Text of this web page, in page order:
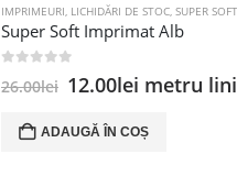
IMPRIMEURI, LICHIDĂRI DE STOC, SUPER SOFT
Super Soft Imprimat Alb
26.00lei Prețul
a
fost:
12.00lei Prețul
este:
12.00lei.
metru
ADAUGĂ ÎN COȘ